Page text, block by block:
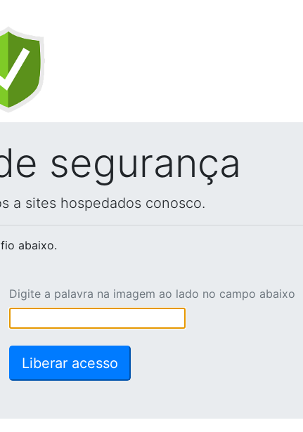
segurança
a sites hospedados conosco.
abaixo.
Digite a palavra na imagem ao lado no campo abaixo